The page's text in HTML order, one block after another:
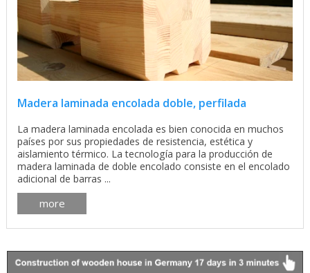
Madera laminada encolada doble, perfilada
La madera laminada encolada es bien conocida en muchos
países por sus propiedades de resistencia, estética y
aislamiento térmico. La tecnología para la producción de
madera laminada de doble encolado consiste en el encolado
adicional de barras ...
more